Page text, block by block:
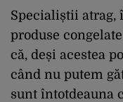
Specialiștii atrag,
produse
că, deși acestea
când nu putem
sunt întotdeauna